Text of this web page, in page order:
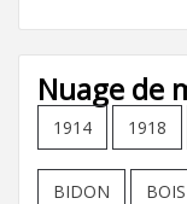
Nuage de
1914 1918
BIDON BOIS